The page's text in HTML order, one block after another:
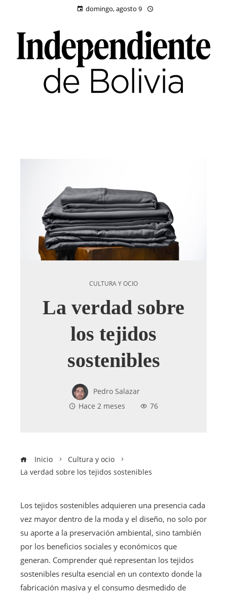
domingo, agosto 9
CULTURA Y OCIO
La verdad sobre
los tejidos
sostenibles
Pedro Salazar
Hace 2 meses
76
Inicio
Cultura y ocio
La verdad sobre los tejidos sostenibles
Los tejidos sostenibles adquieren una presencia cada
vez mayor dentro de la moda y el diseño, no solo por
su aporte a la preservación ambiental, sino también
por los beneficios sociales y económicos que
generan. Comprender qué representan los tejidos
sostenibles resulta esencial en un contexto donde la
fabricación masiva y el consumo desmedido de